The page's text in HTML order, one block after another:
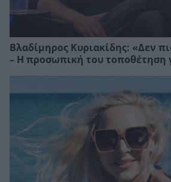
Βλαδίμηρος Κυριακίδης: «Δεν
– Η προσωπική του τοποθέτηση